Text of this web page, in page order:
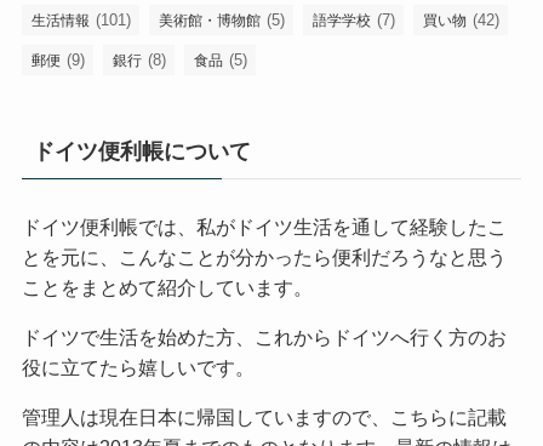
生活情報 (101) 美術館・博物館 (5) 語学学校 (7) 買い物 (42)
郵便 (9) 銀行 (8) 食品 (5)
ドイツ便利帳について
ドイツ便利帳では、私がドイツ生活を通して経験したこ
とを元に、こんなことが分かったら便利だろうなと思う
ことをまとめて紹介しています。
ドイツで生活を始めた方、これからドイツへ行く方のお
役に立てたら嬉しいです。
管理人は現在日本に帰国していますので、こちらに記載